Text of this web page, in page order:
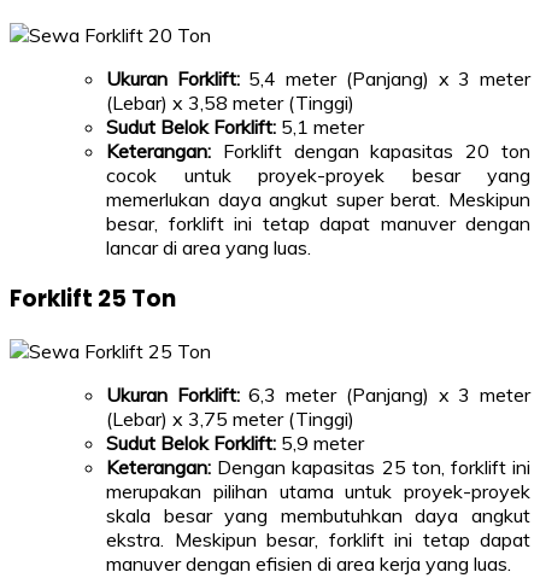
Ukuran Forklift:5,4 meter (Panjang) x 3 meter
(Lebar) x 3,58 meter (Tinggi)
Sudut Belok Forklift: 5,1 meter
Keterangan: Forklift dengan kapasitas 20 ton
cocok untuk proyek-proyek besar yang
memerlukan daya angkut super berat. Meskipun
besar, forklift ini tetap dapat manuver dengan
lancar di area yang luas.
Forklift 25 Ton
Ukuran Forklift:6,3 meter (Panjang) x 3 meter
(Lebar) x 3,75 meter (Tinggi)
Sudut Belok Forklift: 5,9 meter
Keterangan: Dengan kapasitas 25 ton, forklift ini
merupakan pilihan utama untuk proyek-proyek
skala besar yang membutuhkan daya angkut
ekstra. Meskipun besar, forklift ini tetap dapat
manuver dengan efisien di area kerja yang luas.